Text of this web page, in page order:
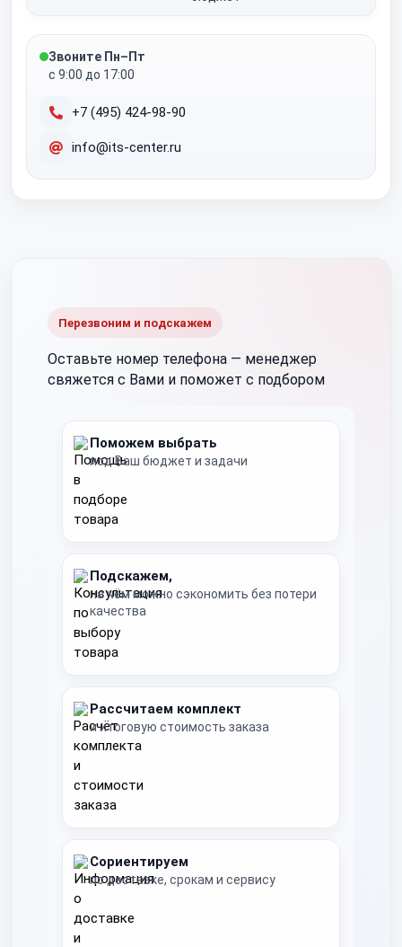
Звоните Пн–Пт
с 9:00 до 17:00
+7 (495) 424-98-90
info@its-center.ru
Перезвоним и подскажем
Оставьте номер телефона — менеджер
свяжется с Вами и поможет с подбором
Поможем выбрать
под Ваш бюджет и задачи
Подскажем,
на чём можно сэкономить без потери
качества
Рассчитаем комплект
и итоговую стоимость заказа
Сориентируем
по доставке, срокам и сервису